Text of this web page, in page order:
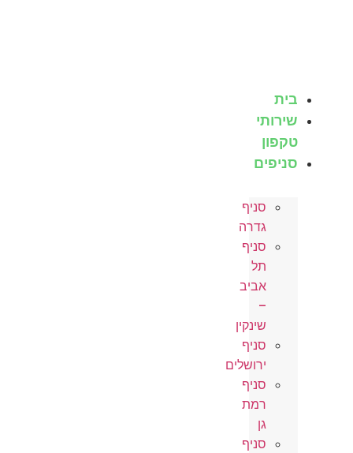
בית
שירותי
טקפון
סניפים
סניף
גדרה
סניף
תל
אביב
–
שינקין
סניף
ירושלים
סניף
רמת
גן
סניף